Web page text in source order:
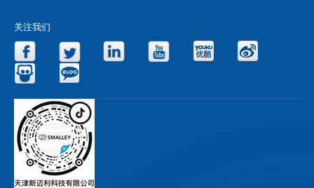
关注我们
Facebook Twitter LinkedIn YouTube